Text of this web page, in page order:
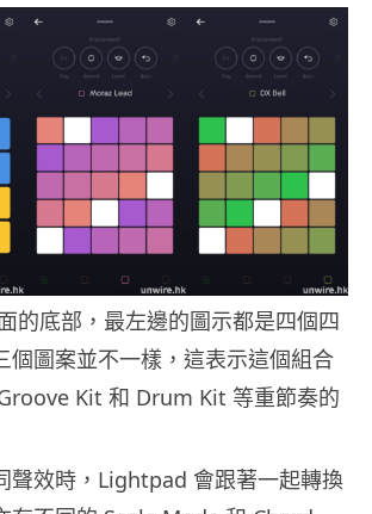
的底部，最左邊的圖示都是四個四
個圖案並不一樣，這表示這個組合
Kit 和 Drum Kit 等重節奏的
聲效時，Lightpad 會跟著一起轉換